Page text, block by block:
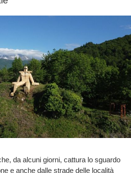
da alcuni giorni, cattura lo sguardo
e anche dalle strade delle località